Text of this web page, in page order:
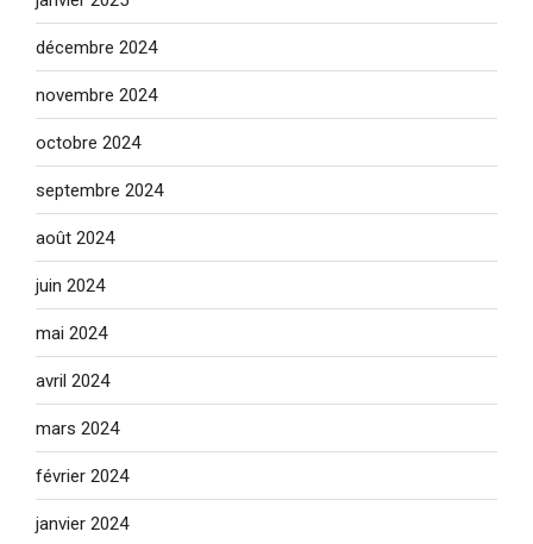
décembre 2024
novembre 2024
octobre 2024
septembre 2024
août 2024
juin 2024
mai 2024
avril 2024
mars 2024
février 2024
janvier 2024